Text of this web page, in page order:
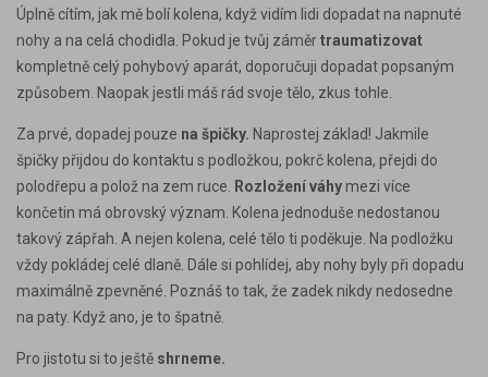
Úplně cítím, jak mě bolí kolena, když vidím lidi dopadat na napnuté
nohy a na celá chodidla. Pokud je tvůj záměrtraumatizovat
kompletně celý pohybový aparát, doporučuji dopadat popsaným
způsobem. Naopak jestli máš rád svoje tělo, zkus tohle.
Za prvé, dopadej pouze na špičky. Naprostej základ! Jakmile
špičky přijdou do kontaktu s podložkou, pokrč kolena, přejdi do
polodřepu a polož na zem ruce. Rozložení váhymezi více
končetin má obrovský význam. Kolena jednoduše nedostanou
takový zápřah. A nejen kolena, celé tělo ti poděkuje. Na podložku
vždy pokládej celé dlaně. Dále si pohlídej, aby nohy byly při dopadu
maximálně zpevněné. Poznáš to tak, že zadek nikdy nedosedne
na paty. Když ano, je to špatně.
Pro jistotu si to ještě shrneme.